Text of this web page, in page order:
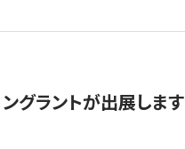
グラントが出展します